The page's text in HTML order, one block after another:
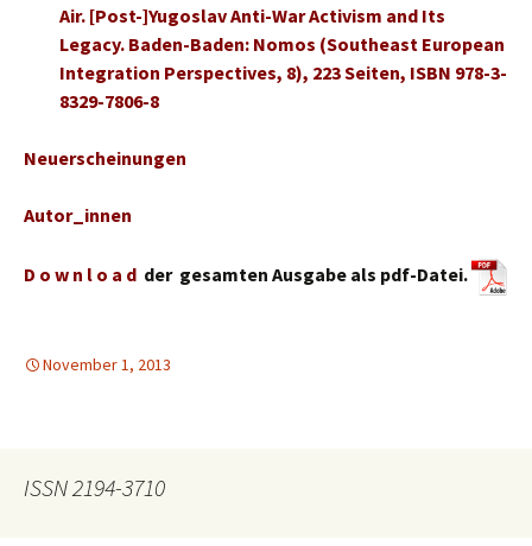
Air. [Post-]Yugoslav Anti-War Activism and Its
Legacy. Baden-Baden: Nomos (Southeast European
Integration Perspectives, 8), 223 Seiten, ISBN 978-3-
8329-7806-8
Neuerscheinungen
Autor_innen
D o w n l o a d der gesamten Ausgabe als pdf-Datei.
November 1, 2013
ISSN 2194-3710